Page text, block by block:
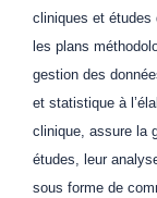
cliniques et études
les plans
gestion des
et statistique à
clinique, assure la
études, leur
sous forme de